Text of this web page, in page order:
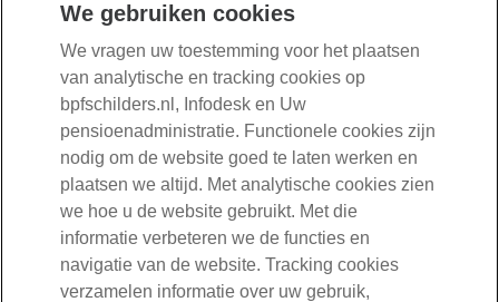
Hoe bereid ik mij voor op een videogesprek?
Wat zijn de voordelen van een videogesprek?
Aanmelden
Bent u werknemer?
030-277 56 00
We gebruiken cookies
We vragen uw toestemming voor het plaatsen
van analytische en tracking cookies op
bpfschilders.nl, Infodesk en Uw
pensioenadministratie. Functionele cookies zijn
nodig om de website goed te laten werken en
plaatsen we altijd. Met analytische cookies zien
we hoe u de website gebruikt. Met die
informatie verbeteren we de functies en
navigatie van de website. Tracking cookies
verzamelen informatie over uw gebruik,